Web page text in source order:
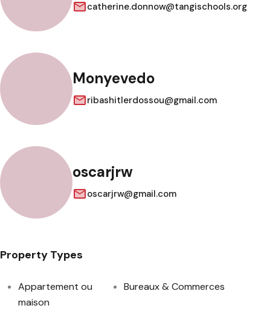
catherine.donnow@tangischools.org
Monyevedo
ribashitlerdossou@gmail.com
oscarjrw
oscarjrw@gmail.com
Property Types
Appartement ou
maison
Bureaux & Commerces